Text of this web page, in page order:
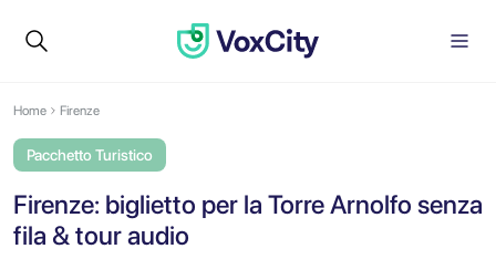
Home Firenze
Pacchetto Turistico
Firenze: biglietto per la Torre Arnolfo senza
fila & tour audio